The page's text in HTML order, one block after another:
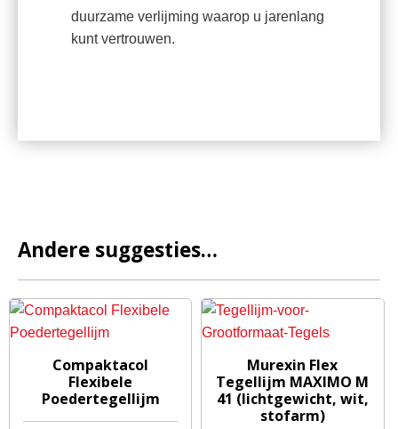
duurzame verlijming waarop u jarenlang
kunt vertrouwen.
Andere suggesties…
meerdere
Compaktacol
Flexibele
Poedertegellijm
product
heeft
meerdere
Murexin Flex
Tegellijm MAXIMO M
41 (lichtgewicht, wit,
stofarm)